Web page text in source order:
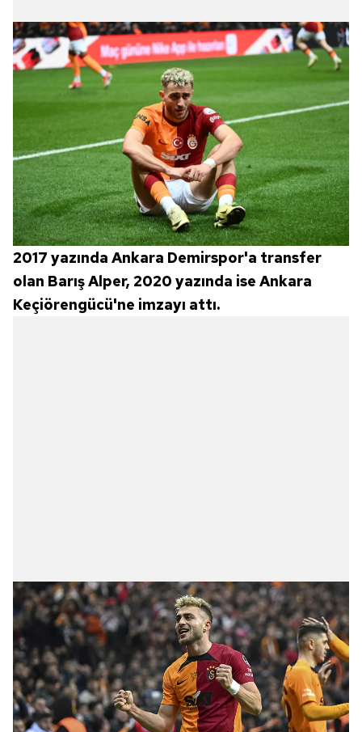
2017 yazında Ankara Demirspor'a transfer
olan Barış Alper, 2020 yazında ise Ankara
Keçiörengücü'ne imzayı attı.